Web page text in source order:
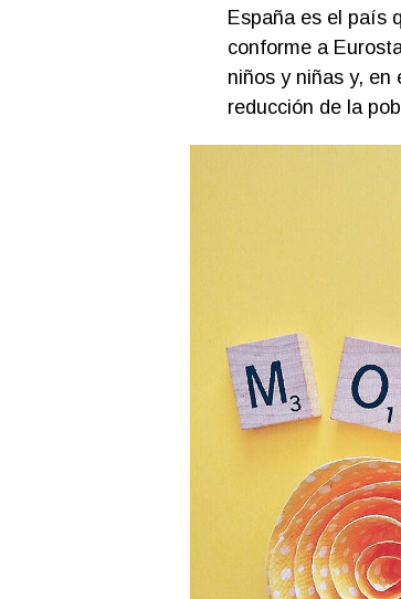
España es el país
conforme a
niños y niñas y, en
reducción de la